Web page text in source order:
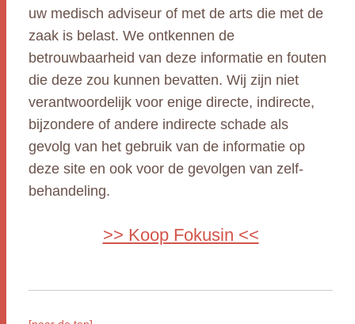
uw medisch adviseur of met de arts die met de
zaak is belast. We ontkennen de
betrouwbaarheid van deze informatie en fouten
die deze zou kunnen bevatten. Wij zijn niet
verantwoordelijk voor enige directe, indirecte,
bijzondere of andere indirecte schade als
gevolg van het gebruik van de informatie op
deze site en ook voor de gevolgen van zelf-
behandeling.
>> Koop Fokusin <<